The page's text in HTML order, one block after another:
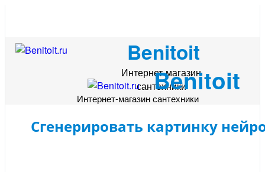
Benitoit
Интернет-магазин
сантехники
Benitoit
Интернет-магазин сантехники
Сгенерировать картинку